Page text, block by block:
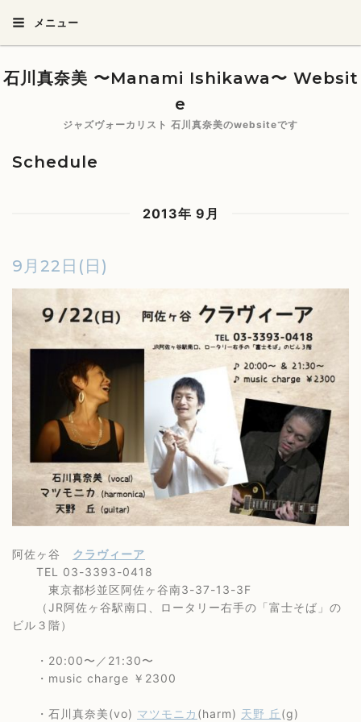
メニュー
石川真奈美 〜Manami Ishikawa〜 Websit
e
ジャズヴォーカリスト 石川真奈美のwebsiteです
Schedule
2013年 9月
9月22日(日)
阿佐ヶ谷 クラヴィーア
TEL 03-3393-0418
東京都杉並区阿佐ヶ谷南3-37-13-3F
（JR阿佐ヶ谷駅南口、ロータリー右手の「富士そば」の
ビル３階）
・20:00〜／21:30〜
・music charge ￥2300
・石川真奈美(vo) マツモニカ (harm) 天野 丘 (g)